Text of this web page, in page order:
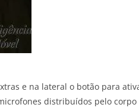
e na lateral o botão para
distribuídos pelo